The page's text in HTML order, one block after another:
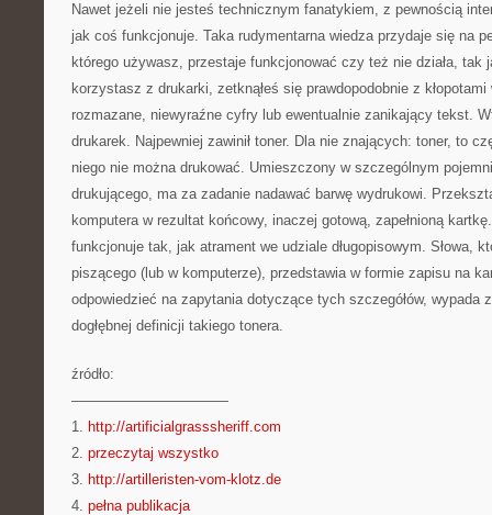
Nawet jeżeli nie jesteś technicznym fanatykiem, z pewnością
jak coś funkcjonuje. Taka rudymentarna wiedza przydaje się na
którego używasz, przestaje funkcjonować czy też nie działa, tak
korzystasz z drukarki, zetknąłeś się prawdopodobnie z
rozmazane, niewyraźne cyfry lub ewentualnie zanikający tekst.
drukarek. Najpewniej zawinił toner. Dla nie znających: toner, to
niego nie można drukować. Umieszczony w szczególnym
drukującego, ma za zadanie nadawać barwę wydrukowi.
komputera w rezultat końcowy, inaczej gotową, zapełnioną
funkcjonuje tak, jak atrament we udziale długopisowym. Słowa,
piszącego (lub w komputerze), przedstawia w formie zapisu na
odpowiedzieć na zapytania dotyczące tych szczegółów, wypada
dogłębnej definicji takiego tonera.
źródło:
———————————
1. http://artificialgrasssheriff.com
2. przeczytaj wszystko
3. http://artilleristen-vom-klotz.de
4. pełna publikacja